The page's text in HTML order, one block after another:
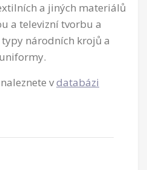
a jiných materiálů
a televizní tvorbu a
národních krojů a
vdatabázi